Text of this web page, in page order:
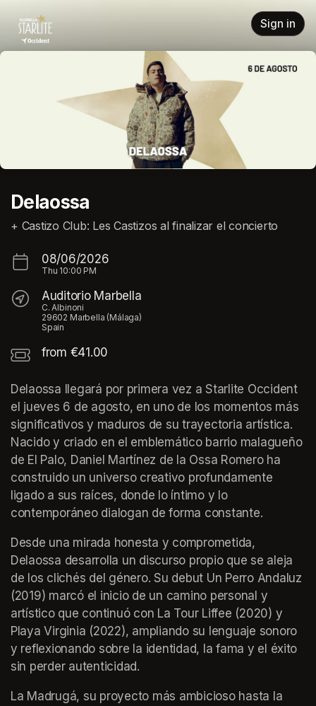
Sign in
Delaossa
+ Castizo Club: Les Castizos al finalizar el concierto
08/06/2026
Thu 10:00 PM
Auditorio Marbella
C. Albinoni
29602 Marbella (Málaga)
Spain
from €41.00
Delaossa llegará por primera vez a Starlite Occident
el jueves 6 de agosto, en uno de los momentos más
significativos y maduros de su trayectoria artística.
Nacido y criado en el emblemático barrio malagueño
de El Palo, Daniel Martínez de la Ossa Romero ha
construido un universo creativo profundamente
ligado a sus raíces, donde lo íntimo y lo
contemporáneo dialogan de forma constante.
Desde una mirada honesta y comprometida,
Delaossa desarrolla un discurso propio que se aleja
de los clichés del género. Su debut Un Perro Andaluz
(2019) marcó el inicio de un camino personal y
artístico que continuó con La Tour Liffee (2020) y
Playa Virginia (2022), ampliando su lenguaje sonoro
y reflexionando sobre la identidad, la fama y el éxito
sin perder autenticidad.
La Madrugá, su proyecto más ambicioso hasta la